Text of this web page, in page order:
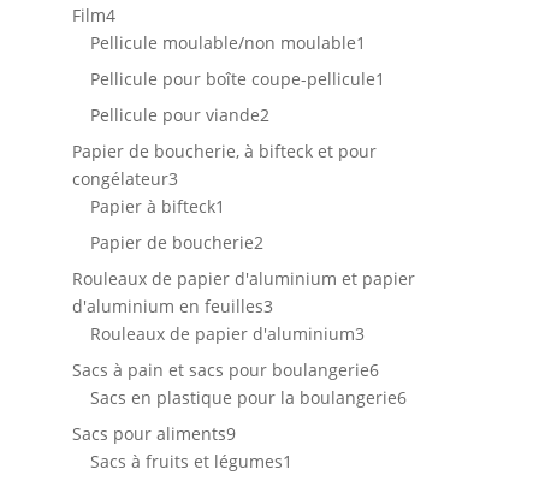
Film44
produits
Pellicule moulable/non moulable1
produit
Pellicule pour boîte coupe-pellicule1
Pellicule pour viande22
produits
Papier de boucherie, à bifteck et pour
congélateur33
produits
Papier à bifteck1
produit
Papier de boucherie22
produits
Rouleaux de papier d'aluminium et papier
d'aluminium en feuilles33
produits
Rouleaux de papier d'aluminium33
produits
Sacs à pain et sacs pour boulangerie66
produits
Sacs en plastique pour la boulangerie66
Sacs pour aliments99
produits
Sacs à fruits et légumes1